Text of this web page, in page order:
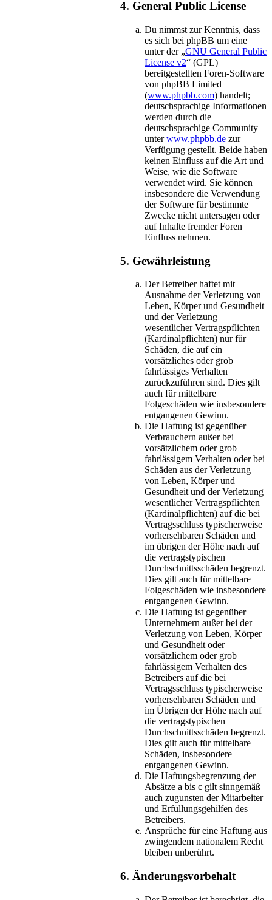
4. General Public License
Du nimmst zur Kenntnis, dass
es sich bei phpBB um eine
unter der „GNU General Public
License v2“ (GPL)
bereitgestellten Foren-Software
von phpBB Limited
(www.phpbb.com) handelt;
deutschsprachige Informationen
werden durch die
deutschsprachige Community
unterwww.phpbb.de zur
Verfügung gestellt. Beide haben
keinen Einfluss auf die Art und
Weise, wie die Software
verwendet wird. Sie können
insbesondere die Verwendung
der Software für bestimmte
Zwecke nicht untersagen oder
auf Inhalte fremder Foren
Einfluss nehmen.
5. Gewährleistung
Der Betreiber haftet mit
Ausnahme der Verletzung von
Leben, Körper und Gesundheit
und der Verletzung
wesentlicher Vertragspflichten
(Kardinalpflichten) nur für
Schäden, die auf ein
vorsätzliches oder grob
fahrlässiges Verhalten
zurückzuführen sind. Dies gilt
auch für mittelbare
Folgeschäden wie insbesondere
entgangenen Gewinn.
Die Haftung ist gegenüber
Verbrauchern außer bei
vorsätzlichem oder grob
fahrlässigem Verhalten oder bei
Schäden aus der Verletzung
von Leben, Körper und
Gesundheit und der Verletzung
wesentlicher Vertragspflichten
(Kardinalpflichten) auf die bei
Vertragsschluss typischerweise
vorhersehbaren Schäden und
im übrigen der Höhe nach auf
die vertragstypischen
Durchschnittsschäden begrenzt.
Dies gilt auch für mittelbare
Folgeschäden wie insbesondere
entgangenen Gewinn.
Die Haftung ist gegenüber
Unternehmern außer bei der
Verletzung von Leben, Körper
und Gesundheit oder
vorsätzlichem oder grob
fahrlässigem Verhalten des
Betreibers auf die bei
Vertragsschluss typischerweise
vorhersehbaren Schäden und
im Übrigen der Höhe nach auf
die vertragstypischen
Durchschnittsschäden begrenzt.
Dies gilt auch für mittelbare
Schäden, insbesondere
entgangenen Gewinn.
Die Haftungsbegrenzung der
Absätze a bis c gilt sinngemäß
auch zugunsten der Mitarbeiter
und Erfüllungsgehilfen des
Betreibers.
Ansprüche für eine Haftung aus
zwingendem nationalem Recht
bleiben unberührt.
6. Änderungsvorbehalt